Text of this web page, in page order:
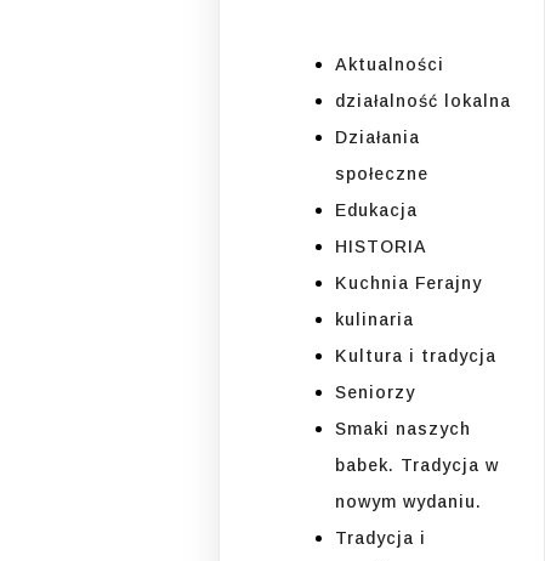
Aktualności
działalność lokalna
Działania
społeczne
Edukacja
HISTORIA
Kuchnia Ferajny
kulinaria
Kultura i tradycja
Seniorzy
Smaki naszych
babek. Tradycja w
nowym wydaniu.
Tradycja i